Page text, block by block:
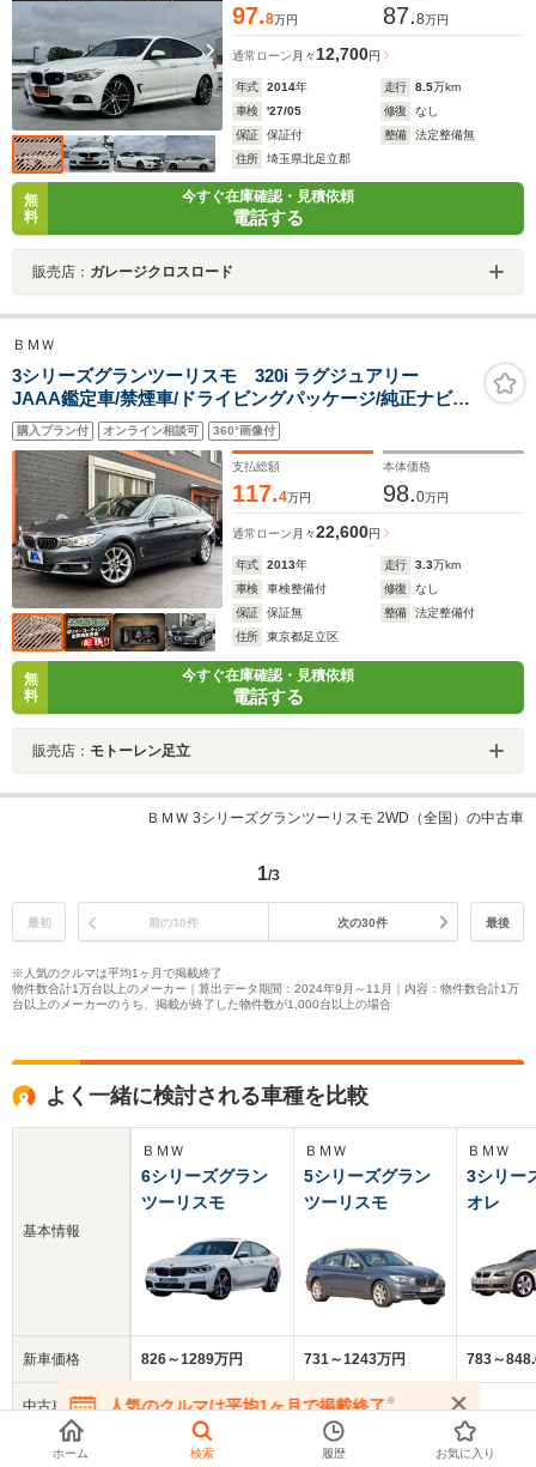
97.8万円 87.8万円
通常ローン 月々 12,700円
年式 2014年 走行 8.5万km
車検
'27/05 修復
なし
保証
保証付 整備
法定整備無
住所
埼玉県北足立郡
無
料
今すぐ在庫確認・見積依頼
電話する
販売店： ガレージクロスロード
ＢＭＷ
3シリーズグランツーリスモ 320i ラグジュアリー
JAAA鑑定車/禁煙車/ドライビングパッケージ/純正ナビ・
バックカメラ/記録簿H26.27.29.R2.4.6
購入プラン付 オンライン相談可 360°画像付
支払総額
117.4万円
本体価格
98.0万円
通常ローン 月々22,600円
年式 2013年 走行 3.3万km
車検
車検整備付 修復
なし
保証
保証無 整備
法定整備付
住所
東京都足立区
無
料
今すぐ在庫確認・見積依頼
電話する
販売店： モトーレン足立
ＢＭＷ 3シリーズグランツーリスモ 2WD（全国）の中古車
1/3
最初 前の30件 次の30件 最後
※人気のクルマは平均1ヶ月で掲載終了
物件数合計1万台以上のメーカー｜算出データ期間：2024年9月～11月｜内容：物件数合計1万
台以上のメーカーのうち、掲載が終了した物件数が1,000台以上の場合
よく一緒に検討される車種を比較
基本情報
新車価格
中古車
平均価格
ＢＭＷ
6シリーズグラン
ツーリスモ
826～1289万円
309.6万円
ＢＭＷ
5シリーズグラン
ツーリスモ
731～1243万円
137.1万円
ＢＭＷ
3シリー
オレ
783～
人気のクルマは平均1ヶ月で掲載終了※
在庫が無くなる前にお問い合わせください
ホーム 検索 履歴 お気に入り